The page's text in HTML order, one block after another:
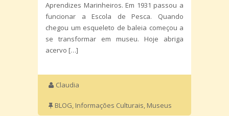
Aprendizes Marinheiros. Em 1931 passou a
funcionar a Escola de Pesca. Quando
chegou um esqueleto de baleia começou a
se transformar em museu. Hoje abriga
acervo […]
Claudia
BLOG, Informações Culturais, Museus